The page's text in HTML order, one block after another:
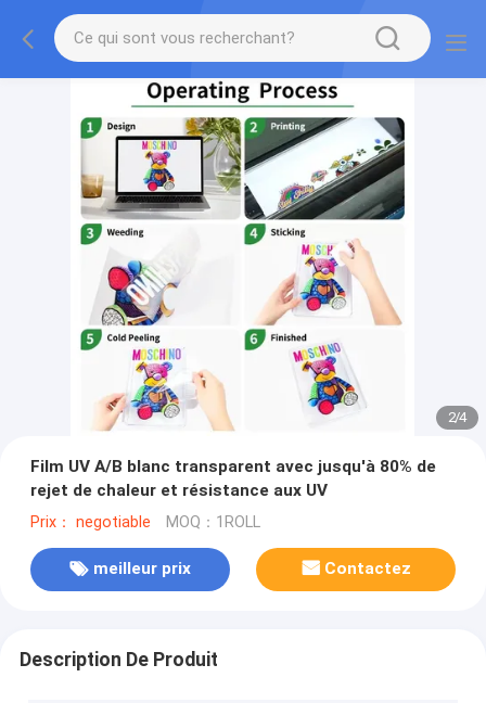
2/4
Film UV A/B blanc transparent avec jusqu'à 80% de
rejet de chaleur et résistance aux UV
Prix： negotiable MOQ：1ROLL
meilleur prix Contactez
Description De Produit